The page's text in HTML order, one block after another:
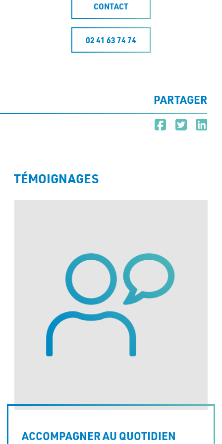
CONTACT
02 41 63 74 74
PARTAGER
TÉMOIGNAGES
ACCOMPAGNER AU QUOTIDIEN